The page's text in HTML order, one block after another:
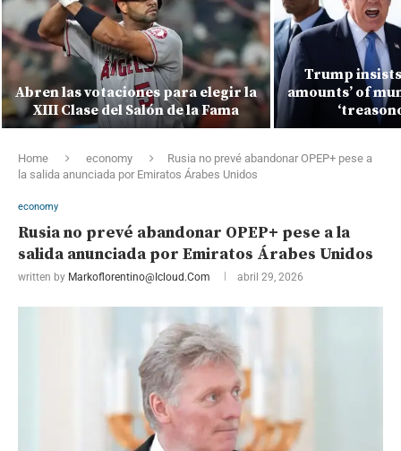
Abren las votaciones para elegir la
XIII Clase del Salón de la Fama
Trump insists
amounts’ of
Home economy
Rusia no prevé abandonar OPEP+ pese a
la salida anunciada por Emiratos Árabes Unidos
economy
Rusia no prevé abandonar OPEP+ pese a la
salida anunciada por Emiratos Árabes Unidos
written by Markoflorentino@icloud.com abril 29, 2026